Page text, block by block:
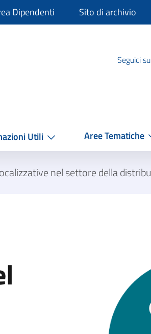
Dipendenti Sito di archivio
Seguici su
Utili Aree Tematiche
nel settore della